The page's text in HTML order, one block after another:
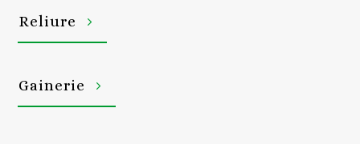
Reliure
Gainerie